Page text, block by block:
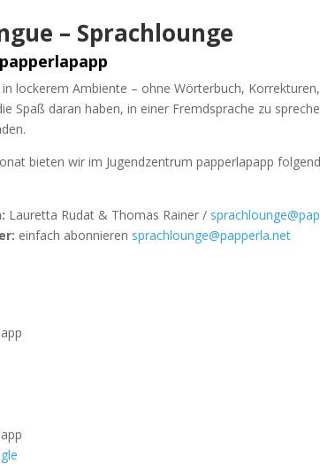
– Sprachlounge
lockerem Ambiente – ohne Wörterbuch,
Spaß daran haben, in einer Fremdsprache zu
bieten wir im Jugendzentrum papperlapapp
Lauretta Rudat & Thomas Rainer /
einfach abonnieren sprachlounge@papperla.net